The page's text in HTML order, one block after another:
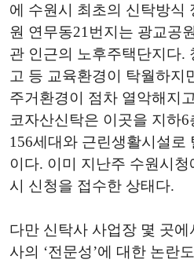
에 수원시 최초의 신탁방식
원 연무동21번지는 광교공
관 인근의 노후주택단지다.
고 등 교육환경이 탁월하지
주거환경이 점차 열악해지
코자산신탁은 이곳을 지하6
156세대와 근린생활시설로
이다. 이미 지난주 수원시
시 신청을 접수한 상태다.
다만 신탁사 사업장 몇 곳
사의 ‘전문성’에 대한 논란